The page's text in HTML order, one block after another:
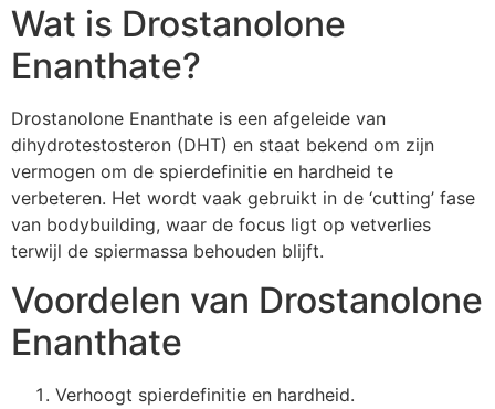
Wat is Drostanolone
Enanthate?
Drostanolone Enanthate is een afgeleide van
dihydrotestosteron (DHT) en staat bekend om zijn
vermogen om de spierdefinitie en hardheid te
verbeteren. Het wordt vaak gebruikt in de ‘cutting’ fase
van bodybuilding, waar de focus ligt op vetverlies
terwijl de spiermassa behouden blijft.
Voordelen van Drostanolone
Enanthate
Verhoogt spierdefinitie en hardheid.